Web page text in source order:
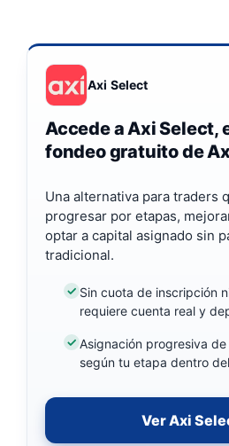
Axi Select
Accede a Axi Select,
fondeo gratuito de
Una alternativa para traders
progresar por etapas,
optar a capital asignado sin
tradicional.
Sin cuota de inscripción
requiere cuenta real y
Asignación progresiva
según tu etapa dentro
Ver Axi